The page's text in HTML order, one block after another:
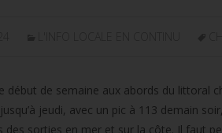
début de semaine aux abords du
jeudi, avec un pic à 113 demain
des sorties en mer et sur la côte. Il faut